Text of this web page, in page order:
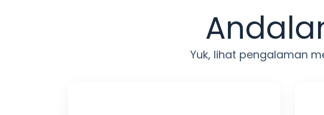
Yuk, lihat pengalaman